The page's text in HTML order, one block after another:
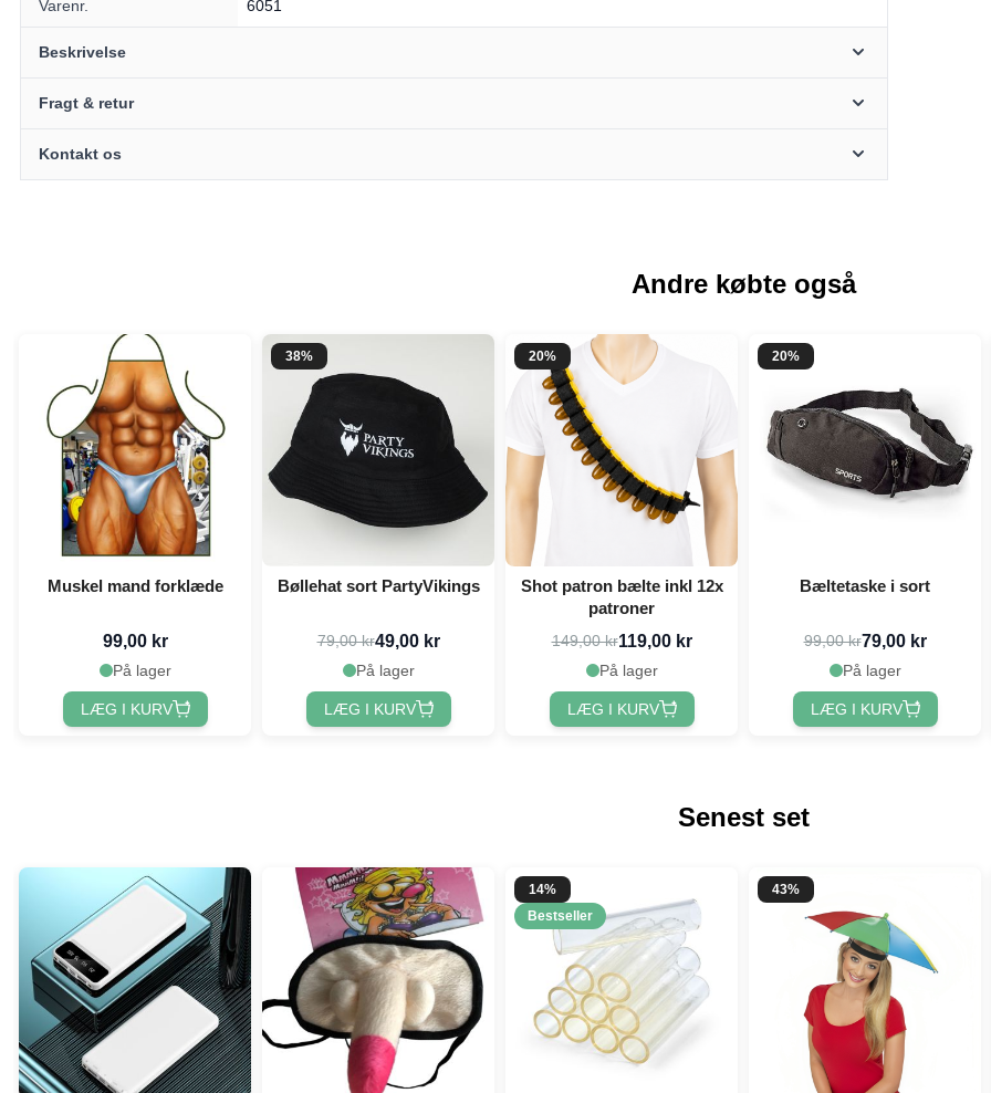
Varenr. 6051
Beskrivelse
Fragt & retur
Kontakt os
Andre købte også
Muskel mand forklæde
99,00 kr
På lager
LÆG I KURV
38%
Bøllehat sort PartyVikings
79,00 kr49,00 kr
På lager
LÆG I KURV
20%
Shot patron bælte inkl 12x
patroner
149,00 kr119,00 kr
På lager
LÆG I KURV
20%
Bæltetaske i sort
99,00 kr79,00 kr
På lager
LÆG I KURV
Senest set
14%
Bestseller
43%